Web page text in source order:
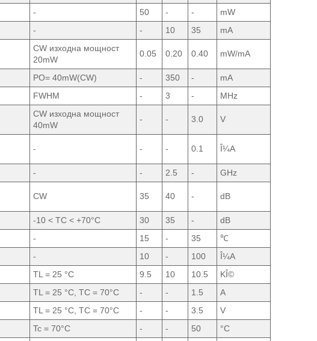
- 50 - -
mW
- - 10 35 mA
CW изходна мощност
20mW
0.05 0.20 0.40 mW/mA
PO= 40mW(CW) - 350 -
mA
FWHM - 3 - MHz
CW изходна мощност
40mW
- - 3.0 V
- - - 0.1 Î¼A
- - 2.5 -
GHz
CW 35 40 - dB
-10 < TC < +70°C 30 35 -
dB
- 15 - 35
℃
- 10 - 100
Î¼A
TL = 25 °C 9.5 10 10.5
KÎ©
TL = 25 °C, TC = 70°C - - 1.5
A
TL = 25 °C, TC = 70°C - - 3.5
V
Tc = 70°C - - 50
°C